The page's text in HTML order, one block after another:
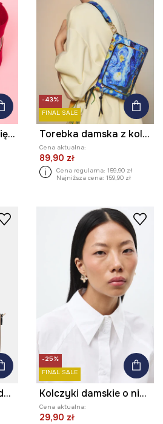
Szkatułka na biżuterię z kolekcji Valentine’s Day
-43%
FINAL SALE
Torebka damska z kolekcji Eviva L'arte
Cena aktualna:
89,90 zł
Cena regularna: 159,90 zł
Najniższa cena: 159,90 zł
Torebka crossbody damska
-25%
FINAL SALE
Kolczyki damskie o nieregularnym kształcie
Cena aktualna:
29,90 zł